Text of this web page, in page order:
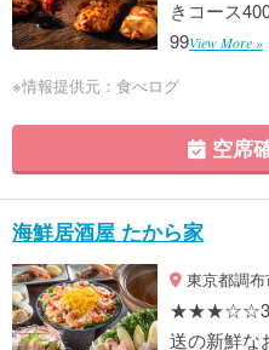
きコース
99View More »
※情報提供元：食べログ
空席
海鮮居酒屋 たから家
東京都調
送の新鮮な